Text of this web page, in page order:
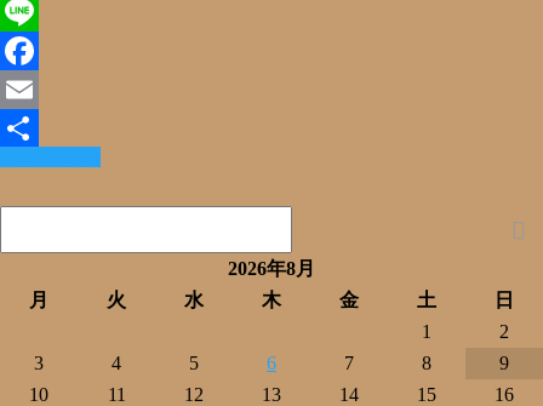
X
Line
Facebook
Email
共
有
2026年8月
月
火 水 木 金 土
日
1
2
3
4 5 6 7 8
9
10
11 12 13 14 15
16